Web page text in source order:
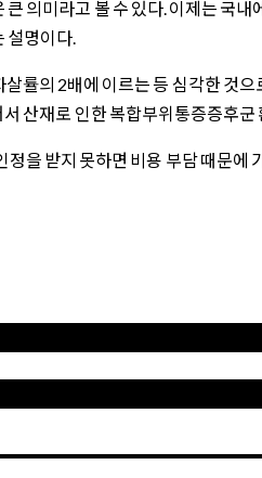
의미라고 볼 수 있다. 이제는 국
설명이다.
의 2배에 이르는 등 심각한 것
산재로 인한 복합부위통증증후
을 받지 못하면 비용 부담 때문에